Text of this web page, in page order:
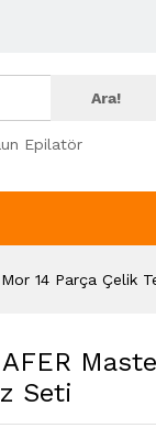
Ara!
Epilatör
14 Parça Çelik
Seti